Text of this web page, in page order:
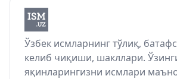
Ўзбек исмларнинг тўлиқ,
келиб чиқиши, шакллари.
яқинларингизни исмлари